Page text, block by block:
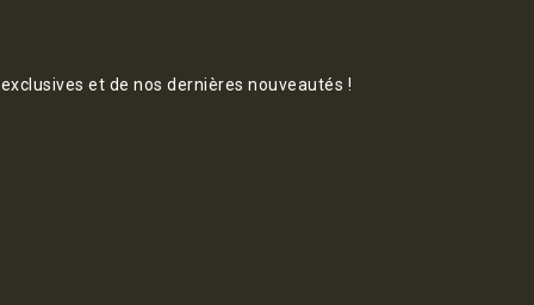
et de nos dernières nouveautés !